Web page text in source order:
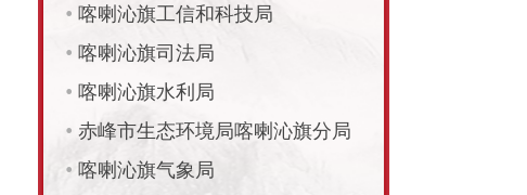
• 喀喇沁旗工信和科技局
• 喀喇沁旗司法局
• 喀喇沁旗水利局
• 赤峰市生态环境局喀喇沁旗分局
• 喀喇沁旗气象局